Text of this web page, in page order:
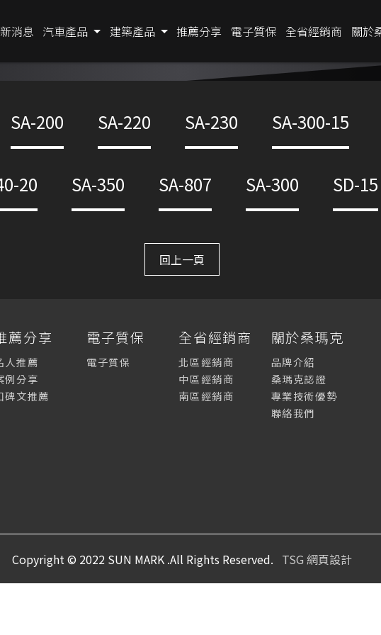
消息 汽車產品 建築產品 推薦分享 電子質保 全省經銷商 關於
SA-200 SA-220 SA-230 SA-300-15
20 SA-350 SA-807 SA-300 SD-15
回上一頁
薦分享
人推薦
例分享
碑文推薦
電子質保
電子質保
全省經銷商
北區經銷商
中區經銷商
南區經銷商
關於桑瑪克
品牌介紹
桑瑪克認證
專業技術優勢
聯絡我們
Copyright © 2022 SUN MARK .All Rights Reserved. TSG 網頁設計